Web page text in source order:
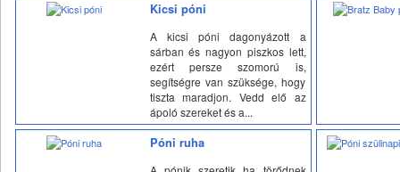
Kicsi póni
A kicsi póni dagonyázott a
sárban és nagyon piszkos lett,
ezért persze szomorú is,
segítségre van szüksége, hogy
tiszta maradjon. Vedd elő az
ápoló szereket és a...
Póni ruha